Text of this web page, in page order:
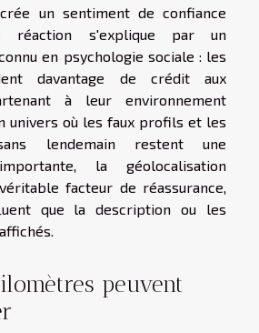
un sentiment de confiance
réaction s'explique par un
en psychologie sociale : les
davantage de crédit aux
à leur environnement
univers où les faux profils et les
lendemain restent une
la géolocalisation
facteur de réassurance,
que la description ou les
peuvent